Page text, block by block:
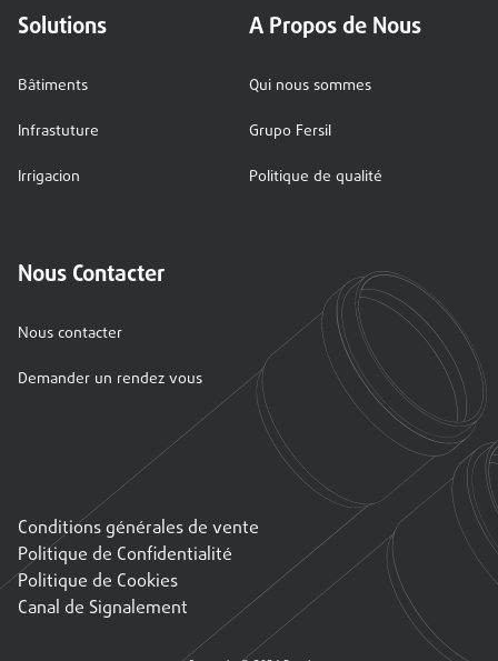
Solutions
Bâtiments
Infrastuture
Irrigacion
A Propos de Nous
Qui nous sommes
Grupo Fersil
Politique de qualité
Nous Contacter
Nous contacter
Demander un rendez vous
Conditions générales de vente
Politique de Confidentialité
Politique de Cookies
Canal de Signalement